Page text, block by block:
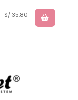
S/ 35.80